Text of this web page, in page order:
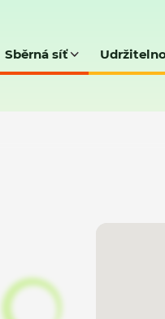
Sběrná síť